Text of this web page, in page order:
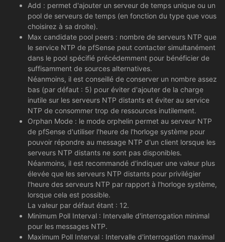
Add : permet d'ajouter un serveur de temps unique ou un
pool de serveurs de temps (en fonction du type que vous
choisirez à sa droite).
Max candidate pool peers : nombre de serveurs NTP que
le service NTP de pfSense peut contacter simultanément
dans le pool spécifié précédemment pour bénéficier de
suffisamment de sources alternatives.
Néanmoins, il est conseillé de conserver un nombre assez
bas (par défaut : 5) pour éviter d'ajouter de la charge
inutile sur les serveurs NTP distants et éviter au service
NTP de consommer trop de ressources inutilement.
Orphan Mode : le mode orphelin permet au serveur NTP
de pfSense d'utiliser l'heure de l'horloge système pour
pouvoir répondre au message NTP d'un client lorsque les
serveurs NTP distants ne sont pas disponibles.
Néanmoins, il est recommandé d'indiquer une valeur plus
élevée que les serveurs NTP distants pour privilégier
l'heure des serveurs NTP par rapport à l'horloge système,
lorsque cela est possible.
La valeur par défaut étant : 12.
Minimum Poll Interval : Intervalle d'interrogation minimal
pour les messages NTP.
Maximum Poll Interval : Intervalle d'interrogation maximal